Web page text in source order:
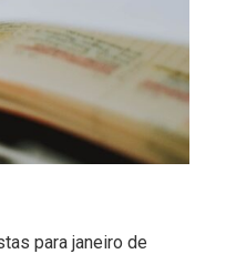
para janeiro de